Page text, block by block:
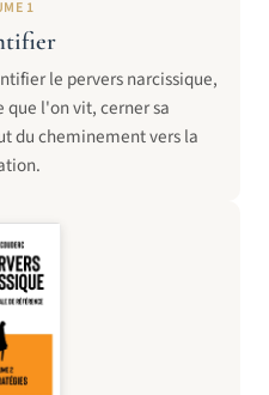
1
le pervers narcissique,
que l'on vit, cerner sa
du cheminement vers la